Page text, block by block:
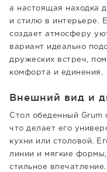
а настоящая находка
и стилю в интерьере.
создает атмосферу
вариант идеально
дружеских встреч,
комфорта и единения.
Внешний вид и
Стол обеденный Grum
что делает его
кухни или столовой.
линии и мягкие
стильное